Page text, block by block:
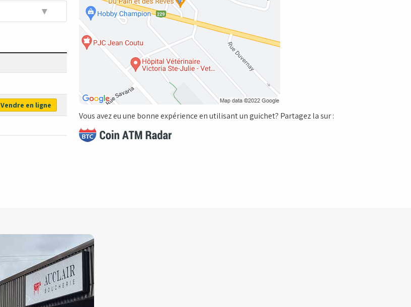
▼
Vendre en ligne
Vous avez eu une bonne expérience en utilisant un guichet? Partagez la sur :